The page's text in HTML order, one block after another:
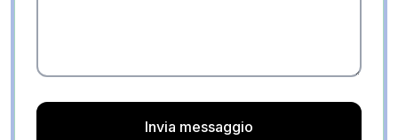
Invia messaggio